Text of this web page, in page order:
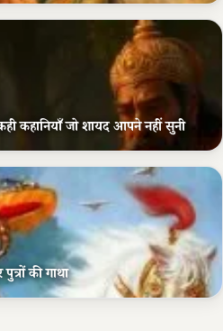
कहानियाँ जो शायद आपने नहीं सुनी
की गाथा